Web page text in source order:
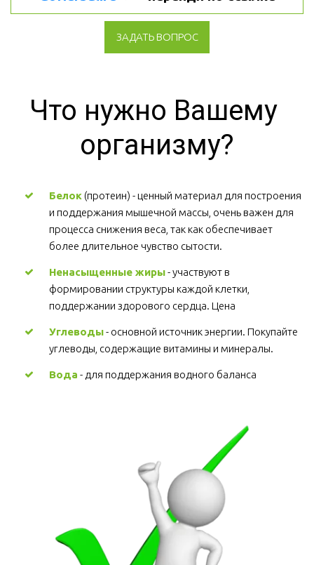
ЗАДАТЬ ВОПРОС
Что нужно Вашему
организму?
Белок (протеин) - ценный материал для построения
и поддержания мышечной массы, очень важен для
процесса снижения веса, так как обеспечивает
более длительное чувство сытости.
Ненасыщенные жиры - участвуют в
формировании структуры каждой клетки,
поддержании здорового сердца. Цена
Углеводы - основной источник энергии. Покупайте
углеводы, содержащие витамины и минералы.
Вода - для поддержания водного баланса